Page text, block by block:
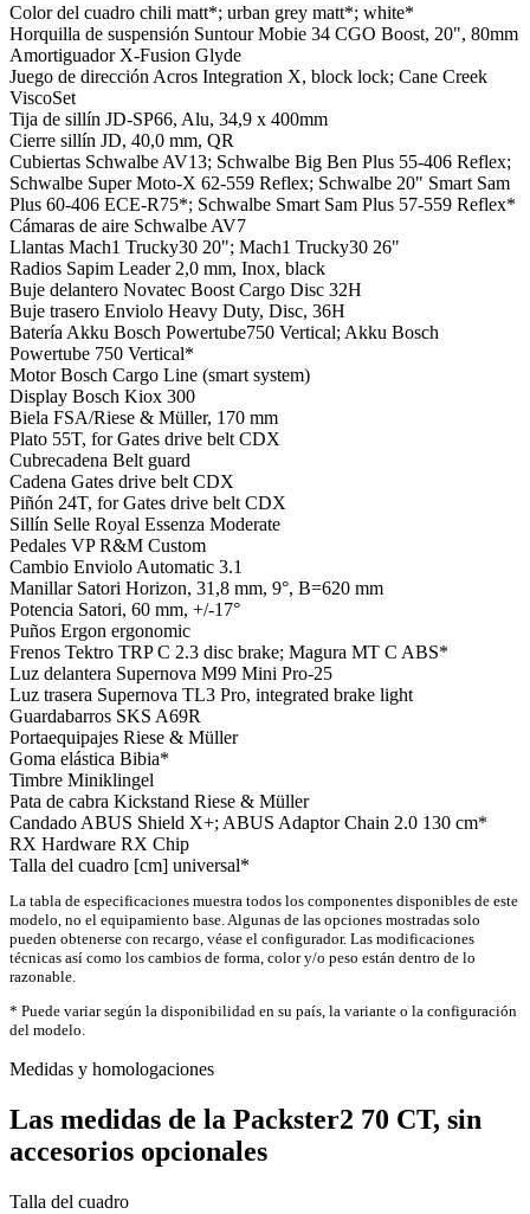
Color del cuadro chili matt*; urban grey matt*; white*
Horquilla de suspensión Suntour Mobie 34 CGO Boost, 20", 80mm
Amortiguador X-Fusion Glyde
Juego de dirección Acros Integration X, block lock; Cane Creek
ViscoSet
Tija de sillín JD-SP66, Alu, 34,9 x 400mm
Cierre sillín JD, 40,0 mm, QR
Cubiertas Schwalbe AV13; Schwalbe Big Ben Plus 55-406 Reflex;
Schwalbe Super Moto-X 62-559 Reflex; Schwalbe 20" Smart Sam
Plus 60-406 ECE-R75*; Schwalbe Smart Sam Plus 57-559 Reflex*
Cámaras de aire Schwalbe AV7
Llantas Mach1 Trucky30 20"; Mach1 Trucky30 26"
Radios Sapim Leader 2,0 mm, Inox, black
Buje delantero Novatec Boost Cargo Disc 32H
Buje trasero Enviolo Heavy Duty, Disc, 36H
Batería Akku Bosch Powertube750 Vertical; Akku Bosch
Powertube 750 Vertical*
MotorBosch Cargo Line (smart system)
Display Bosch Kiox 300
Biela FSA/Riese & Müller, 170 mm
Plato 55T, for Gates drive belt CDX
Cubrecadena Belt guard
Cadena Gates drive belt CDX
Piñón 24T, for Gates drive belt CDX
Sillín Selle Royal Essenza Moderate
Pedales VP R&M Custom
Cambio Enviolo Automatic 3.1
Manillar Satori Horizon, 31,8 mm, 9°, B=620 mm
Potencia Satori, 60 mm, +/-17°
Puños Ergon ergonomic
Frenos Tektro TRP C 2.3 disc brake; Magura MT C ABS*
Luz delantera Supernova M99 Mini Pro-25
Luz trasera Supernova TL3 Pro, integrated brake light
Guardabarros SKS A69R
Portaequipajes Riese & Müller
Goma elástica Bibia*
Timbre Miniklingel
Pata de cabra Kickstand Riese & Müller
Candado ABUS Shield X+; ABUS Adaptor Chain 2.0 130 cm*
RX Hardware RX Chip
Talla del cuadro [cm] universal*
La tabla de especificaciones muestra todos los componentes disponibles de este
modelo, no el equipamiento base. Algunas de las opciones mostradas solo
pueden obtenerse con recargo, véase el configurador. Las modificaciones
técnicas así como los cambios de forma, color y/o peso están dentro de lo
razonable.
* Puede variar según la disponibilidad en su país, la variante o la configuración
del modelo.
Medidas y homologaciones
Las medidas de la Packster2 70 CT, sin
accesorios opcionales
Talla del cuadro